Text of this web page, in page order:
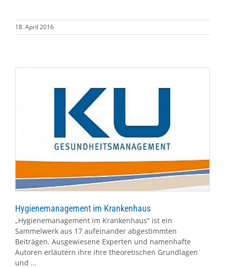
18. April 2016
Hygienemanagement im Krankenhaus
„Hygienemanagement im Krankenhaus“ ist ein
Sammelwerk aus 17 aufeinander abgestimmten
Beiträgen. Ausgewiesene Experten und namenhafte
Autoren erläutern ihre ihre theoretischen Grundlagen
und ...